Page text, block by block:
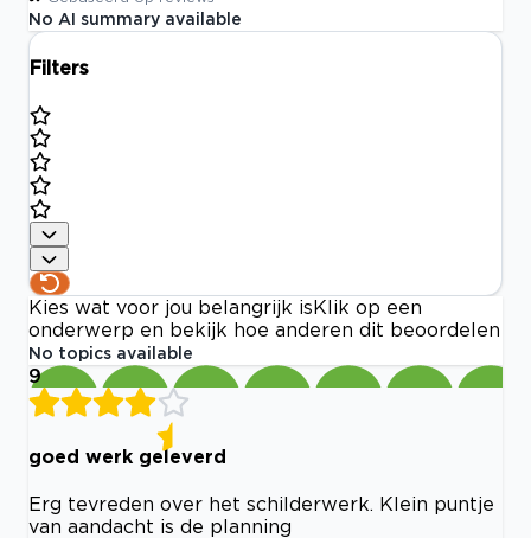
No AI summary available
Filters
Kies wat voor jou belangrijk is Klik op een
onderwerp en bekijk hoe anderen dit beoordelen
No topics available
9
goed werk geleverd
Erg tevreden over het schilderwerk. Klein puntje
van aandacht is de planning